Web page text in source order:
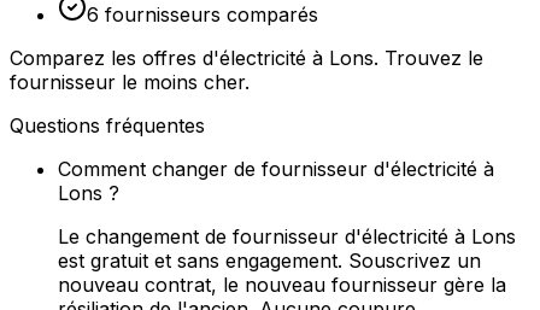
6 fournisseurs comparés
Comparez les offres d'électricité à Lons. Trouvez le
fournisseur le moins cher.
Questions fréquentes
Comment changer de fournisseur d'électricité à
Lons ?
Le changement de fournisseur d'électricité à Lons
est gratuit et sans engagement. Souscrivez un
nouveau contrat, le nouveau fournisseur gère la